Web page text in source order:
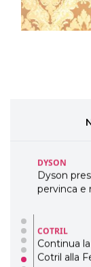
DAVINES
Davines
DYSON
Dyson
pervinca e
COTRIL
Continua
Cotril alla